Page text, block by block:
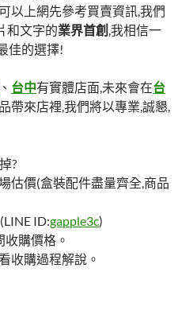
以上網先參考買賣資訊,我們
和文字的業界首創 ,我相信一
佳的選擇!
、 台中有實體店面,未來會在台
帶來店裡,我們將以專業,誠懇,
?
估價(盒裝配件盡量齊全,商品
(LINE ID:gapple3c)
購價格。
收購過程解說。